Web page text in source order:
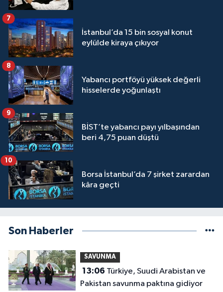
İstanbul’da 15 bin sosyal konut
eylülde kiraya çıkıyor
7
Yabancı portföyü yüksek değerli
hisselerde yoğunlaştı
8
BİST’te yabancı payı yılbaşından
beri 4,75 puan düştü
9
Borsa İstanbul’da 7 şirket zarardan
kâra geçti
10
Son Haberler
SAVUNMA
13:06
Pakistan savunma paktına gidiyor